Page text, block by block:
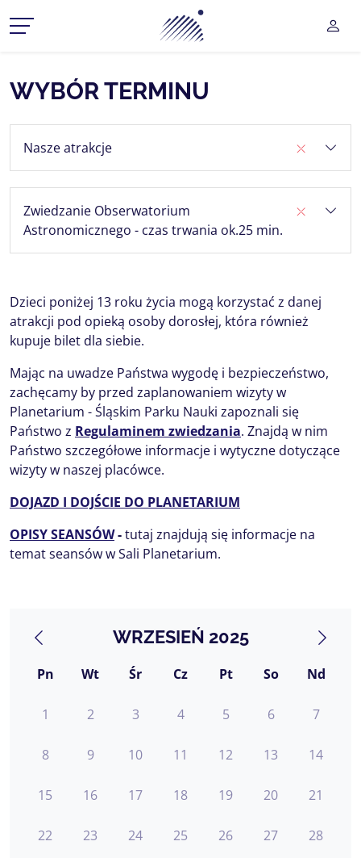
Planetarium Śląski Park
MENU ROZWIJANE
MENU ROZWIJANE
WYBÓR TERMINU
Nasze atrakcje
Zwiedzanie Obserwatorium
Astronomicznego - czas trwania ok.25 min.
Dzieci poniżej 13 roku życia mogą korzystać z danej
atrakcji pod opieką osoby dorosłej, która również
kupuje bilet dla siebie.
Mając na uwadze Państwa wygodę i bezpieczeństwo,
zachęcamy by przed zaplanowaniem wizyty w
Planetarium - Śląskim Parku Nauki zapoznali się
Państwo z Regulaminem zwiedzania. Znajdą w nim
Państwo szczegółowe informacje i wytyczne dotyczące
wizyty w naszej placówce.
DOJAZD I DOJŚCIE DO PLANETARIUM
OPISY SEANSÓW-tutaj znajdują się informacje na
temat seansów w Sali Planetarium.
WRZESIEŃ 2025
Pn Wt Śr Cz Pt So Nd
1 2 3 4 5 6 7
8 9 10 11 12 13 14
15 16 17 18 19 20 21
22 23 24 25 26 27 28